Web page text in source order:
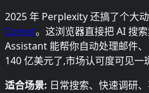
2025 年 Perplexity 还搞了个大
Comet。这浏览器直接把 AI 搜
Assistant 能帮你自动处理邮件
140 亿美元了,市场认可度可见一
适合场景: 日常搜索、快速调研